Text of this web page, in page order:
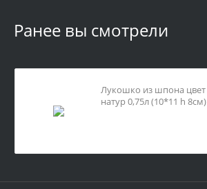
Ранее вы смотрели
Лукошко из шпона цвет
натур 0,75л (10*11 h 8см)